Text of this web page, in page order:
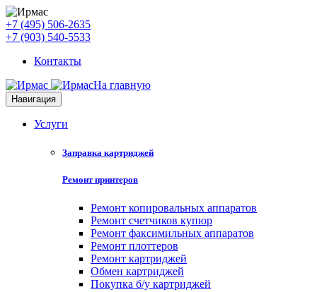
+7 (495) 506-2635
+7 (903) 540-5533
Контакты
На главную
Навигация
Услуги
Заправка картриджей
Ремонт принтеров
Ремонт копировальных аппаратов
Ремонт счетчиков купюр
Ремонт факсимильных аппаратов
Ремонт плоттеров
Ремонт картриджей
Обмен картриджей
Покупка б/у картриджей